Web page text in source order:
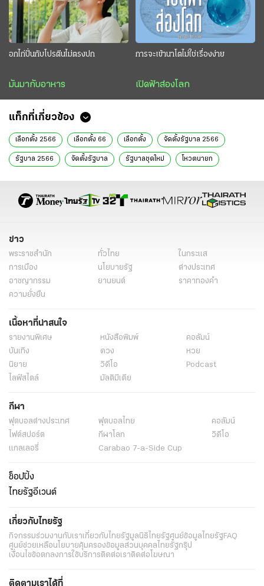
อกไก่ปั่นกับโปรตีนไม่ตรงปก
มันมากับอาหาร
การจะเข้านาโตไม่ใช่เรื่องง่าย
เปิดฟ้าส่องโลก
แท็กที่เกี่ยวข้อง
เลือกตั้ง 2566 เลือกตั้ง 66 เลือกตั้ง จัดตั้งรัฐบาล 2566
รัฐบาล 2566 จัดตั้งรัฐบาล รัฐบาลชุดใหม่ โหวตนายก
ข่าว
พระราชสำนัก ทั่วไทย
ในกระแส
การเมือง
นโยบายรัฐ
ต่างประเทศ
อาชญากรรม
ยานยนต์
ราคาทองคำ
ความยั่งยืน
เนื้อหาที่น่าสนใจ
รายงานพิเศษ หนังสือพิมพ์
คอลัมน์
บันเทิง
ดวง
หวย
นิยาย
วิดีโอ
Podcast
ไลฟ์สไตล์
มัลติมีเดีย
กีฬา
ฟุตบอลต่่างประเทศ ฟุตบอลไทย
คอลัมน์
ไฟต์สปอร์ต
กีฬาโลก
วิดีโอ
แกลเลอรี่
Carabao 7-a-Side Cup
ช็อปปิ้ง
ไทยรัฐอีเวนต์
เกี่ยวกับไทยรัฐ
กิจกรรมร่วมงานกับเราเกี่ยวกับไทยรัฐมูลนิธิไทยรัฐศูนย์ข้อมูลไทยรัฐFAQ
ศูนย์ช่วยเหลือนโยบายคุ้มครองข้อมูลส่วนบุคคลไทยรัฐกรุ๊ป
เงื่อนไขข้อตกลงการใช้บริการติดต่อเราติดต่อโฆษณา
ติดตามเราได้ที่